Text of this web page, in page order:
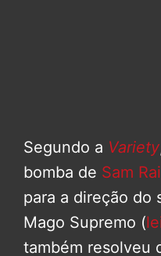
Segundo a Variety
bomba de Sam
para a direção do
Mago Supremo (
também resolveu